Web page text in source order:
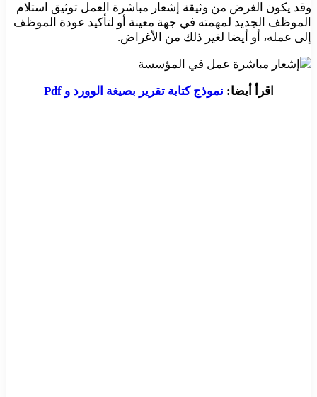
وقد يكون الغرض من وثيقة إشعار مباشرة العمل توثيق استلام
الموظف الجديد لمهمته في جهة معينة أو لتأكيد عودة الموظف
إلى عمله، أو أيضا لغير ذلك من الأغراض.
اقرأ أيضا: نموذج كتابة تقرير بصيغة الوورد و Pdf